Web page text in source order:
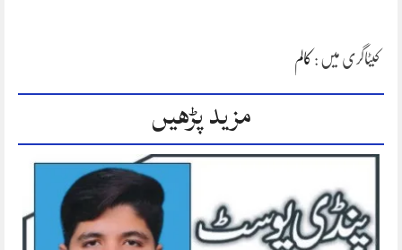
کیٹاگری میں : کالم
مزید پڑھیں